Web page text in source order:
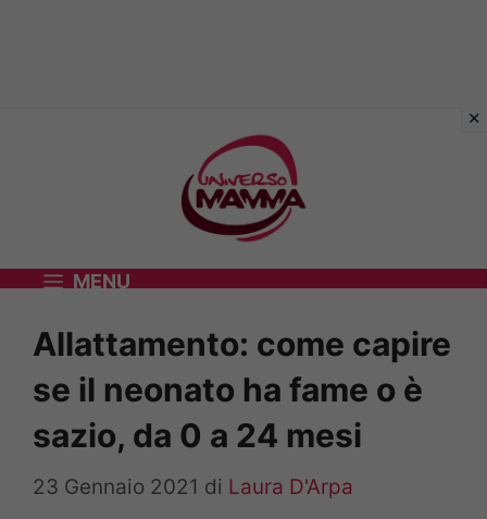
MENU
Allattamento: come capire
se il neonato ha fame o è
sazio, da 0 a 24 mesi
23 Gennaio 2021 di Laura D'Arpa